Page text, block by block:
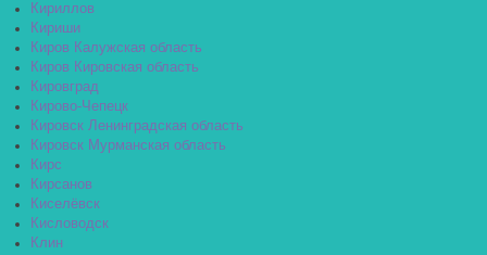
Кириллов
Кириши
Киров Калужская область
Киров Кировская область
Кировград
Кирово-Чепецк
Кировск Ленинградская область
Кировск Мурманская область
Кирс
Кирсанов
Киселёвск
Кисловодск
Клин